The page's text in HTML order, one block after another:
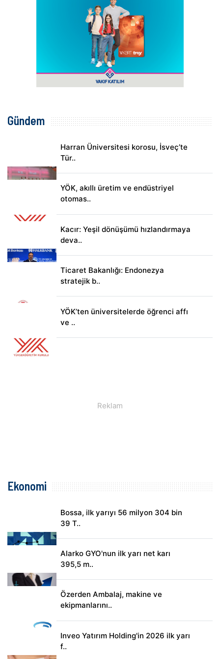
Gündem
Harran Üniversitesi korosu, İsveç’te
Tür..
YÖK, akıllı üretim ve endüstriyel
otomas..
Kacır: Yeşil dönüşümü hızlandırmaya
deva..
Ticaret Bakanlığı: Endonezya
stratejik b..
YÖK’ten üniversitelerde öğrenci affı
ve ..
Ekonomi
Bossa, ilk yarıyı 56 milyon 304 bin
39 T..
Alarko GYO'nun ilk yarı net karı
395,5 m..
Özerden Ambalaj, makine ve
ekipmanlarını..
Inveo Yatırım Holding'in 2026 ilk yarı
f..